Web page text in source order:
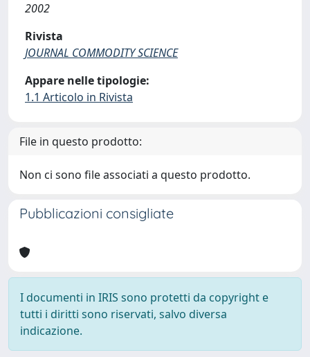
2002
Rivista
JOURNAL COMMODITY SCIENCE
Appare nelle tipologie:
1.1 Articolo in Rivista
File in questo prodotto:
Non ci sono file associati a questo prodotto.
Pubblicazioni consigliate
I documenti in IRIS sono protetti da copyright e
tutti i diritti sono riservati, salvo diversa
indicazione.